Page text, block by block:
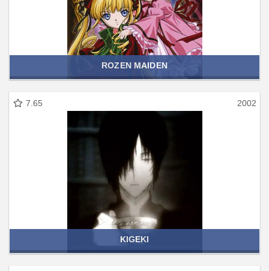
ROZEN MAIDEN
7.65 2002
KIGEKI